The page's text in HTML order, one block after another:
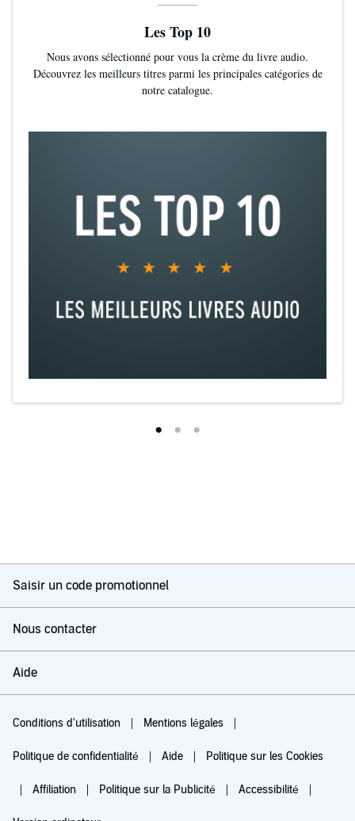
Les Top 10
Nous avons sélectionné pour vous la crème du livre audio.
Découvrez les meilleurs titres parmi les principales catégories de
notre catalogue.
Saisir un code promotionnel
Nous contacter
Aide
Conditions d'utilisation Mentions légales
Politique de confidentialité Aide Politique sur les Cookies
Affiliation Politique sur la Publicité Accessibilité